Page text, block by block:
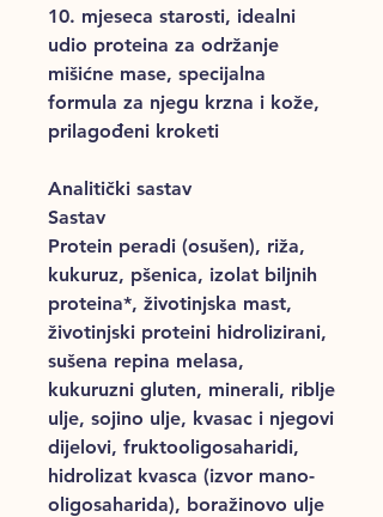
10. mjeseca starosti, idealni
udio proteina za održanje
mišićne mase, specijalna
formula za njegu krzna i kože,
prilagođeni kroketi
Analitički sastav
Sastav
Protein peradi (osušen), riža,
kukuruz, pšenica, izolat biljnih
proteina*, životinjska mast,
životinjski proteini ​​hidrolizirani,
sušena repina melasa,
kukuruzni gluten, minerali, riblje
ulje, sojino ulje, kvasac i njegovi
dijelovi, fruktooligosaharidi,
hidrolizat kvasca (izvor mano-
oligosaharida), boražinovo ulje